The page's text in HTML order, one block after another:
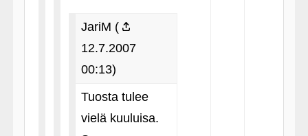
JariM (
12.7.2007
00:13)
Tuosta tulee
vielä kuuluisa.